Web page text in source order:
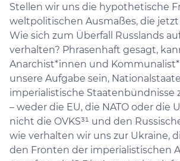
Stellen wir uns die hypothetische
weltpolitischen Ausmaßes, die
Wie sich zum Überfall Russlands
verhalten? Phrasenhaft gesagt,
Anarchist*innen und
unsere Aufgabe sein,
imperialistische Staatenbündnisse
– weder die EU, die NATO oder die
nicht die OVKS³¹ und den
wie verhalten wir uns zur Ukraine,
den Fronten der imperialistischen